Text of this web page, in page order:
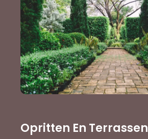
Opritten En Terrassen